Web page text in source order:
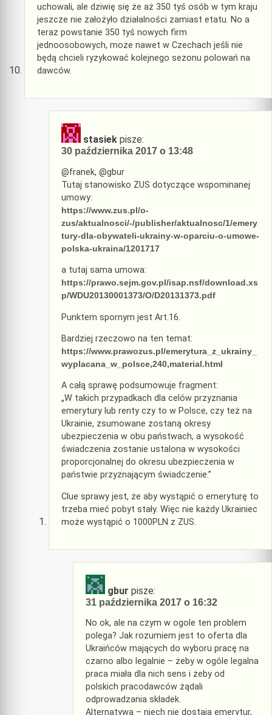
uchowali, ale dziwię się że aż 350 tyś osób w tym kraju
jeszcze nie założyło działalności zamiast etatu. No a
teraz powstanie 350 tyś nowych firm
jednoosobowych, może nawet w Czechach jeśli nie
będą chcieli ryzykować kolejnego sezonu polowań na
dawców.
stasiek pisze:
30 października 2017 o 13:48
@franek, @gbur
Tutaj stanowisko ZUS dotyczące wspominanej
umowy:
https://www.zus.pl/o-
zus/aktualnosci/-/publisher/aktualnosc/1/emery
tury-dla-obywateli-ukrainy-w-oparciu-o-umowe-
polska-ukraina/1201717
a tutaj sama umowa:
https://prawo.sejm.gov.pl/isap.nsf/download.xs
p/WDU20130001373/O/D20131373.pdf
Punktem spornym jest Art.16.
Bardziej rzeczowo na ten temat:
https://www.prawozus.pl/emerytura_z_ukrainy_
wyplacana_w_polsce,240,material.html
A całą sprawę podsumowuje fragment:
„W takich przypadkach dla celów przyznania
emerytury lub renty czy to w Polsce, czy też na
Ukrainie, zsumowane zostaną okresy
ubezpieczenia w obu państwach, a wysokość
świadczenia zostanie ustalona w wysokości
proporcjonalnej do okresu ubezpieczenia w
państwie przyznającym świadczenie.”
Clue sprawy jest, że aby wystąpić o emeryturę to
trzeba mieć pobyt stały. Więc nie każdy Ukrainiec
może wystąpić o 1000PLN z ZUS.
gbur pisze:
31 października 2017 o 16:32
No ok, ale na czym w ogole ten problem
polega? Jak rozumiem jest to oferta dla
Ukraińców mających do wyboru pracę na
czarno albo legalnie – żeby w ogóle legalna
praca miała dla nich sens i żeby od
polskich pracodawców żądali
odprowadzania składek.
Alternatywa – niech nie dostają emerytur,